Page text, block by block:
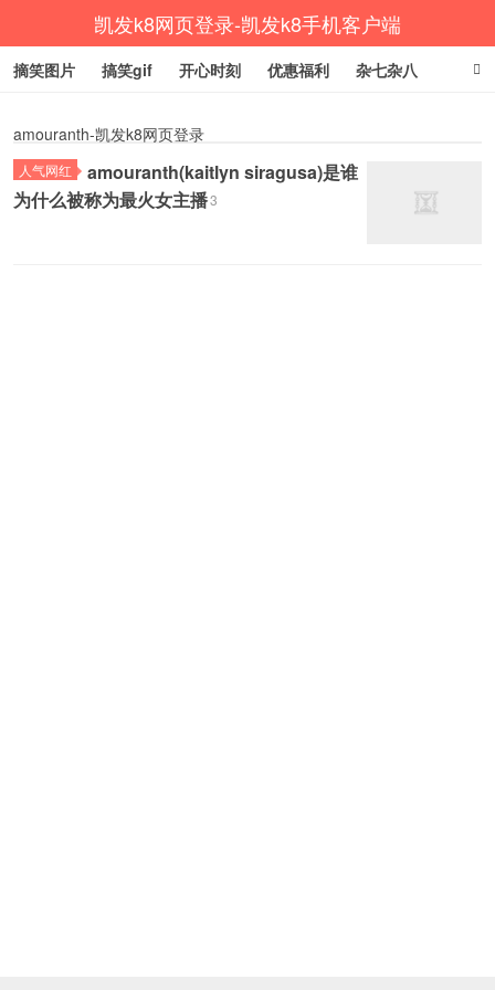
凯发k8网页登录-凯发k8手机客户端
摘笑图片 搞笑gif 开心时刻 优惠福利 杂七杂八
amouranth-凯发k8网页登录
人气网红
amouranth(kaitlyn siragusa)是谁
为什么被称为最火女主播3